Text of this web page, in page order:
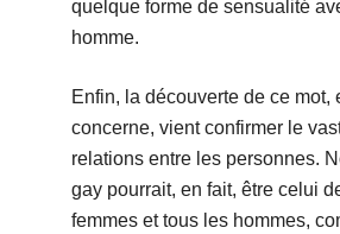
quelque forme de sensualité
homme.
Enfin, la découverte de ce mot,
concerne, vient confirmer le
relations entre les personnes.
gay pourrait, en fait, être celui
femmes et tous les hommes,